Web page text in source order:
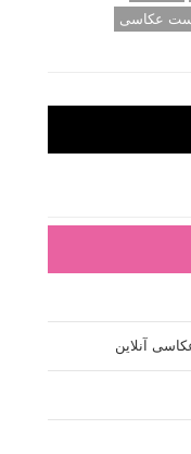
عکاسی
آنلاین